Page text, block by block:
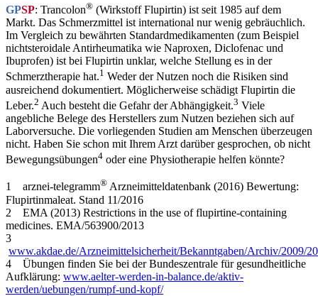
GPSP: Trancolon® (Wirkstoff Flupirtin) ist seit 1985 auf dem
Markt. Das Schmerzmittel ist international nur wenig gebräuchlich.
Im Vergleich zu bewährten Standardmedikamenten (zum Beispiel
nichtsteroidale Antirheumatika wie Naproxen, Diclofenac und
Ibuprofen) ist bei Flupirtin unklar, welche Stellung es in der
Schmerztherapie hat.1 Weder der Nutzen noch die Risiken sind
ausreichend dokumentiert. Möglicherweise schädigt Flupirtin die
Leber.2 Auch besteht die Gefahr der Abhängigkeit.3 Viele
angebliche Belege des Herstellers zum Nutzen beziehen sich auf
Laborversuche. Die vorliegenden Studien am Menschen überzeugen
nicht. Haben Sie schon mit Ihrem Arzt darüber gesprochen, ob nicht
Bewegungsübungen4 oder eine Physiotherapie helfen könnte?
1 arznei-telegramm® Arzneimitteldatenbank (2016) Bewertung:
Flupirtinmaleat. Stand 11/2016
2 EMA (2013) Restrictions in the use of flupirtine-containing
medicines. EMA/563900/2013
3
www.akdae.de/Arzneimittelsicherheit/Bekanntgaben/Archiv/2009/
4 Übungen finden Sie bei der Bundeszentrale für gesundheitliche
Aufklärung: www.aelter-werden-in-balance.de/aktiv-
werden/uebungen/rumpf-und-kopf/